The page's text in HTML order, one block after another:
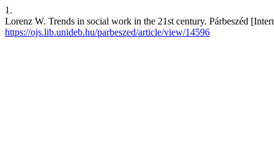
1.
Lorenz W. Trends in social work in the 21st century. Párbeszéd
https://ojs.lib.unideb.hu/parbeszed/article/view/14596